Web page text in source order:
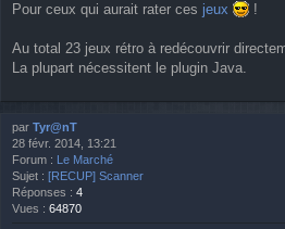
Pour ceux qui aurait rater ces jeux !
Au total 23 jeux rétro à redécouvrir
La plupart nécessitent le plugin Java.
par Tyr@nT
28 févr. 2014, 13:21
Forum :
Le Marché
Sujet : [RECUP] Scanner
Réponses : 4
Vues : 64870